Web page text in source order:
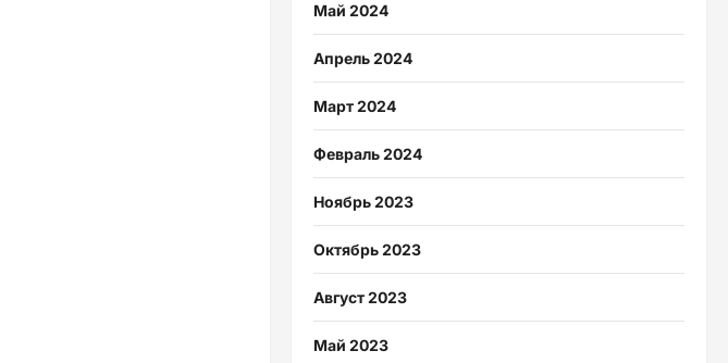
Май 2024
Апрель 2024
Март 2024
Февраль 2024
Ноябрь 2023
Октябрь 2023
Август 2023
Май 2023